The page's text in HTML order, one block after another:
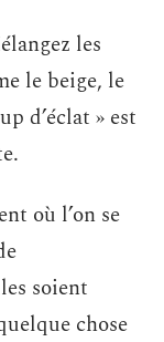
les
le beige, le
d’éclat » est
où l’on se
soient
chose